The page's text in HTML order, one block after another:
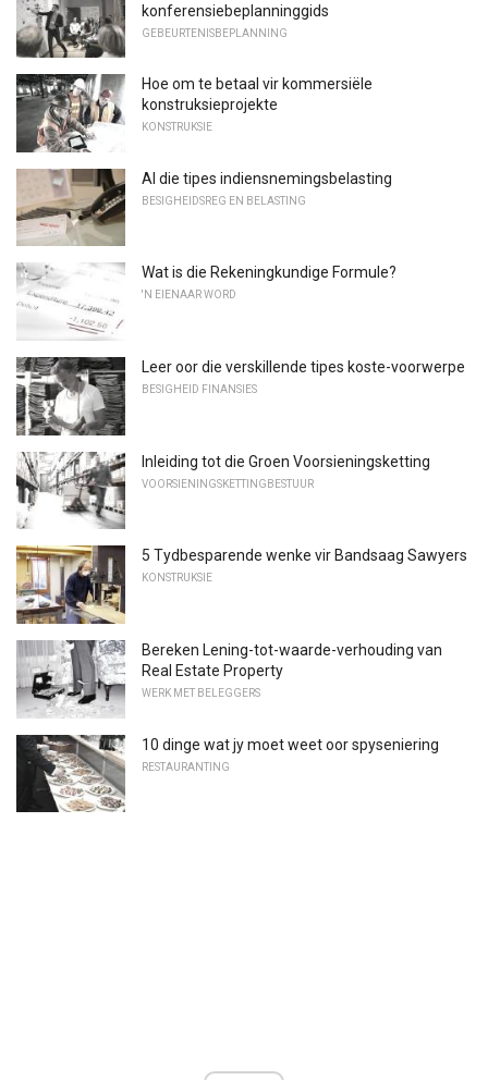
konferensiebeplanninggids
GEBEURTENISBEPLANNING
Hoe om te betaal vir kommersiële
konstruksieprojekte
KONSTRUKSIE
Al die tipes indiensnemingsbelasting
BESIGHEIDSREG EN BELASTING
Wat is die Rekeningkundige Formule?
'N EIENAAR WORD
Leer oor die verskillende tipes koste-voorwerpe
BESIGHEID FINANSIES
Inleiding tot die Groen Voorsieningsketting
VOORSIENINGSKETTINGBESTUUR
5 Tydbesparende wenke vir Bandsaag Sawyers
KONSTRUKSIE
Bereken Lening-tot-waarde-verhouding van
Real Estate Property
WERK MET BELEGGERS
10 dinge wat jy moet weet oor spyseniering
RESTAURANTING